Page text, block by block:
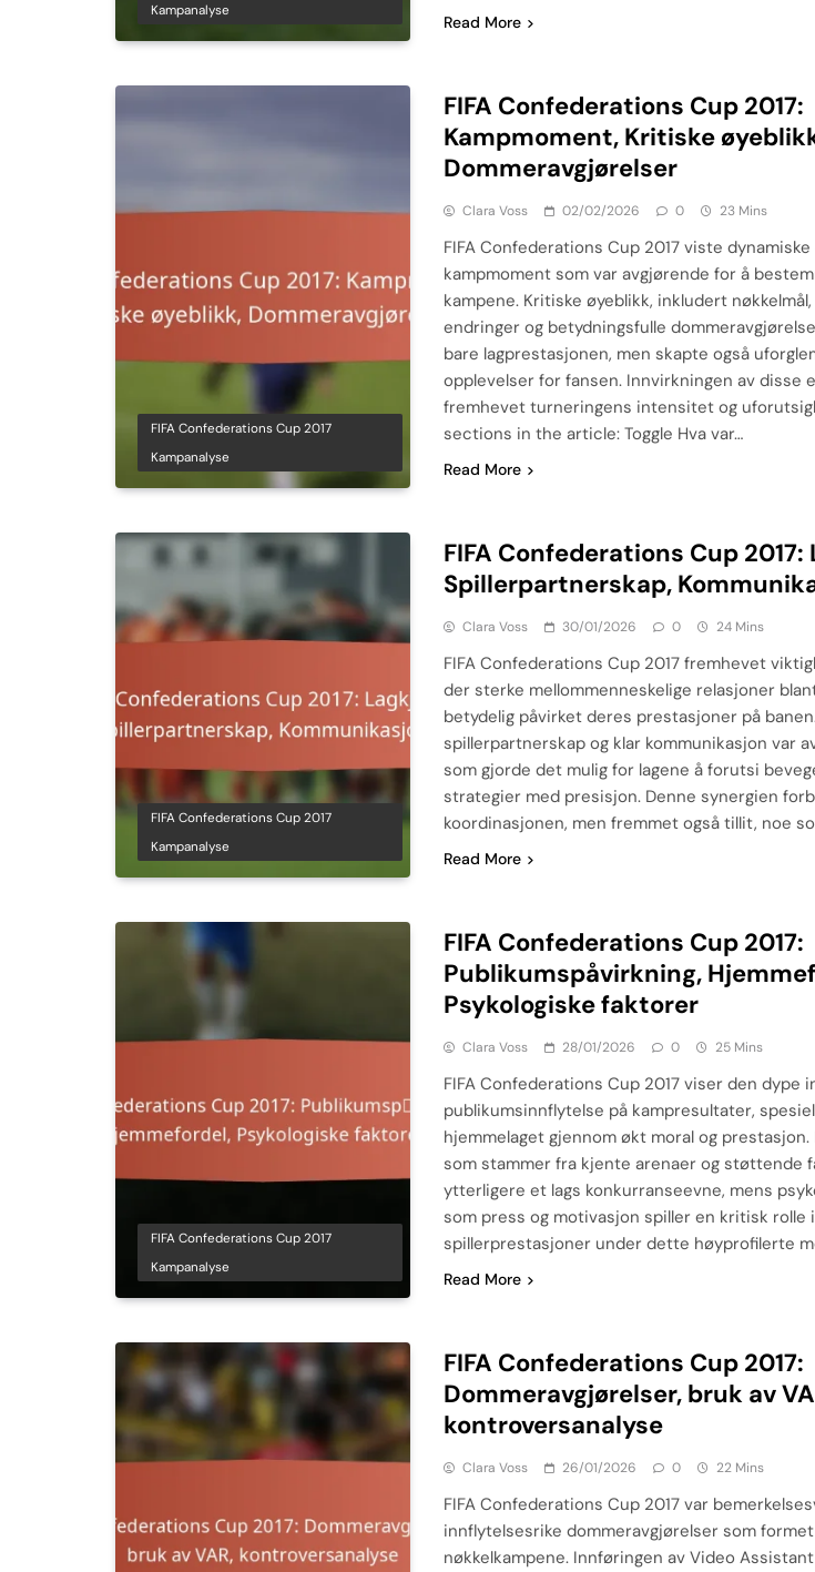
Kampanalyse
Read More
FIFA Confederations Cup 2017
Kampanalyse
FIFA Confederations Cup 2017:
Kampmoment, Kritiske
Dommeravgjørelser
Clara Voss 02/02/2026 0 23 Mins
FIFA Confederations Cup 2017 viste
kampmoment som var avgjørende for å
kampene. Kritiske øyeblikk, inkludert
endringer og betydningsfulle
bare lagprestasjonen, men skapte også
opplevelser for fansen. Innvirkningen av disse
fremhevet turneringens intensitet og
sections in the article: Toggle Hva var…
Read More
FIFA Confederations Cup 2017
Kampanalyse
FIFA Confederations Cup 2017:
Spillerpartnerskap,
Clara Voss 30/01/2026 0 24 Mins
FIFA Confederations Cup 2017 fremhevet
der sterke mellommenneskelige relasjoner
betydelig påvirket deres prestasjoner på
spillerpartnerskap og klar kommunikasjon var
som gjorde det mulig for lagene å forutsi
strategier med presisjon. Denne synergien
koordinasjonen, men fremmet også tillit, noe
Read More
FIFA Confederations Cup 2017
Kampanalyse
FIFA Confederations Cup 2017:
Publikumspåvirkning,
Psykologiske faktorer
Clara Voss 28/01/2026 0 25 Mins
FIFA Confederations Cup 2017 viser den dype
publikumsinnflytelse på kampresultater,
hjemmelaget gjennom økt moral og prestasjon.
som stammer fra kjente arenaer og støttende
ytterligere et lags konkurranseevne, mens
som press og motivasjon spiller en kritisk rolle
spillerprestasjoner under dette høyprofilerte
Read More
FIFA Confederations Cup 2017:
Dommeravgjørelser, bruk av
kontroversanalyse
Clara Voss 26/01/2026 0 22 Mins
FIFA Confederations Cup 2017 var
innflytelsesrike dommeravgjørelser som
nøkkelkampene. Innføringen av Video